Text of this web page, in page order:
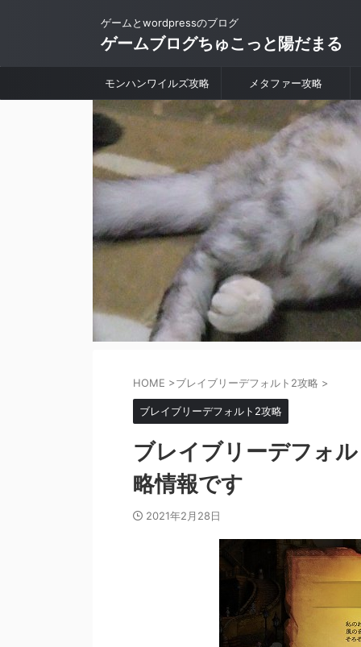
ゲームとwordpressのブログ
ゲームブログちゅこっと陽だまる
モンハンワイルズ攻略 メタファー攻略
HOME >ブレイブリーデフォルト2攻略 >
ブレイブリーデフォルト2攻略
ブレイブリーデフォ
略情報です
2021年2月28日